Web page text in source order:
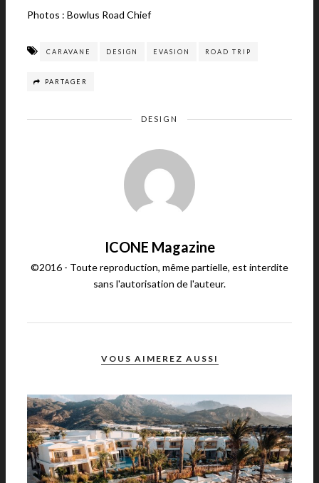
Photos : Bowlus Road Chief
CARAVANE DESIGN EVASION ROAD TRIP
PARTAGER
DESIGN
ICONE Magazine
©2016 - Toute reproduction, même partielle, est interdite
sans l'autorisation de l'auteur.
VOUS AIMEREZ AUSSI